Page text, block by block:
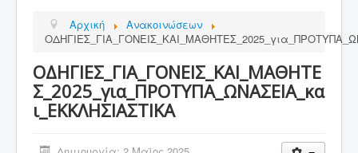
Υπηρεσία Ενημέρωσης
Σχολεία
Εκδρομές
Αρχική
Ανακοινώσεων
ΟΔΗΓΙΕΣ_ΓΙΑ_ΓΟΝΕΙΣ_ΚΑΙ_ΜΑΘΗΤΕ
Σ_2025_για_ΠΡΟΤΥΠΑ_ΩΝΑΣΕΙΑ_κα
ι_ΕΚΚΛΗΣΙΑΣΤΙΚΑ